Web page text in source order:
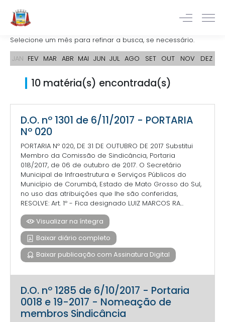
Selecione um mês para refinar a busca, se necessário.
JAN FEV MAR ABR MAI JUN JUL AGO SET OUT NOV DEZ
10 matéria(s) encontrada(s)
D.O. nº 1301 de 6/11/2017 - PORTARIA
Nº 020
PORTARIA Nº 020, DE 31 DE OUTUBRO DE 2017 Substitui
Membro da Comissão de Sindicância, Portaria
018/2017, de 06 de outubro de 2017. O Secretário
Municipal de Infraestrutura e Serviços Públicos do
Município de Corumbá, Estado de Mato Grosso do Sul,
no uso das atribuições que lhe são conferidas,
RESOLVE: Art. 1º - Fica designado LUIZ MARCOS RA...
Visualizar na íntegra
Baixar diário completo
Baixar publicação com Assinatura Digital
D.O. nº 1285 de 6/10/2017 - Portaria
0018 e 19-2017 - Nomeação de
membros Sindicância